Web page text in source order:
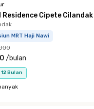
Residence Cipete Cilandak
MRT Haji Nawi
/bulan
Bulan